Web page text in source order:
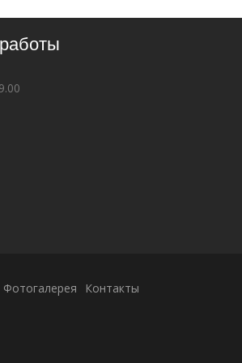
Фотогалерея Контакты